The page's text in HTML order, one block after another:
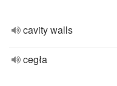
cavity walls
cegła